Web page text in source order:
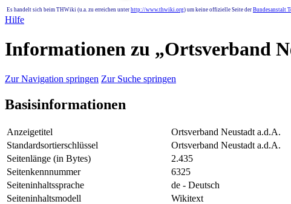
Es handelt sich beim THWiki (u.a. zu erreichen unter http://www.thwiki.org) um keine offizielle Seite der Bundesanstalt
Hilfe
Informationen zu „Ortsverband
Zur Navigation springen Zur Suche springen
Basisinformationen
Anzeigetitel
Ortsverband Neustadt a.d.A.
Standardsortierschlüssel
Ortsverband Neustadt a.d.A.
Seitenlänge (in Bytes)
2.435
Seitenkennnummer
6325
Seiteninhaltssprache
de - Deutsch
Seiteninhaltsmodell
Wikitext